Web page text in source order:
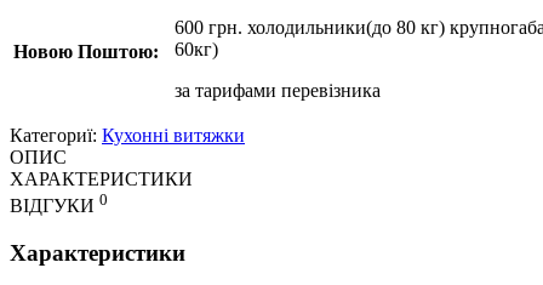
Новою Поштою:
600 грн. холодильники(до 80 кг)
60кг)
за тарифами перевізника
Категориї: Кухонні витяжки
ОПИС
ХАРАКТЕРИСТИКИ
ВІДГУКИ 0
Характеристики